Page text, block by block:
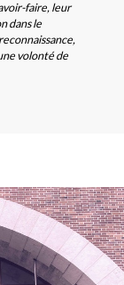
faire, leur
dans le
volonté de